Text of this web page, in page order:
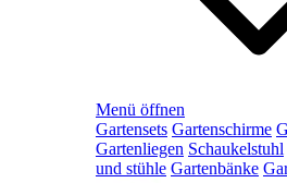
Menü öffnen
Gartensets Gartenschirme
Gartenliegen Schaukelstuhl
und stühle Gartenbänke